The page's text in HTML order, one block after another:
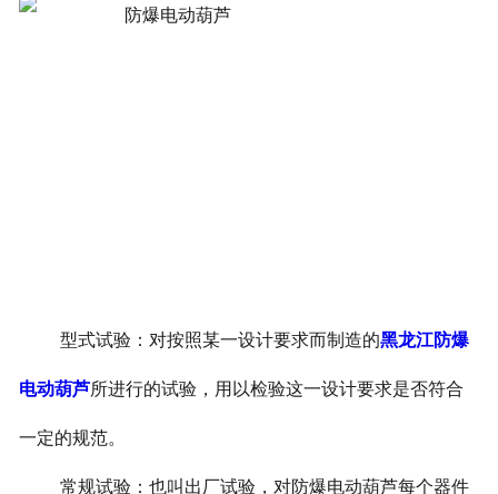
型式试验：对按照某一设计要求而制造的黑龙江防爆
电动葫芦所进行的试验，用以检验这一设计要求是否符合
一定的规范。
常规试验：也叫出厂试验，对防爆电动葫芦每个器件